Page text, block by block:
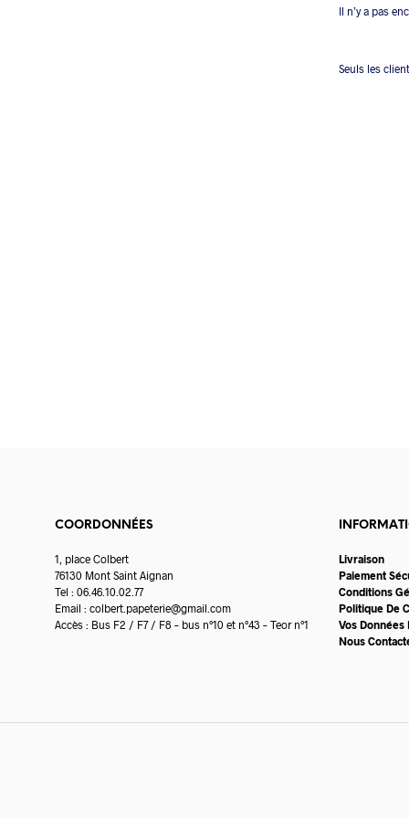
Il n’y a pas
Seuls les
COORDONNÉES
1, place Colbert
76130 Mont Saint Aignan
Tel : 06.46.10.02.77
Email : colbert.papeterie@gmail.com
Accès : Bus F2 / F7 / F8 – bus n°10 et n°43 – Teor n°1
Livraison
Paiement
Conditions
Politique De
Vos
Nous